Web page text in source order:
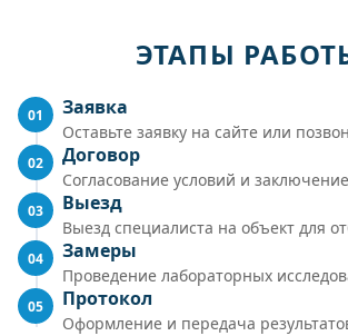
ЭТАПЫ
01 Заявка
Оставьте заявку на сайте или
02 Договор
Согласование условий и
03 Выезд
Выезд специалиста на объект для
04 Замеры
Проведение лабораторных
05 Протокол
Оформление и передача